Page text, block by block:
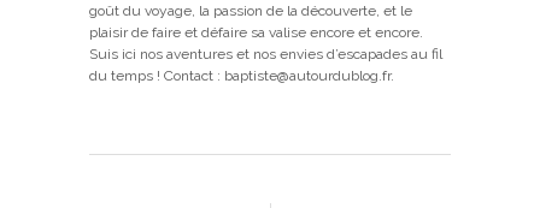
goût du voyage, la passion de la découverte, et le
plaisir de faire et défaire sa valise encore et encore.
Suis ici nos aventures et nos envies d’escapades au fil
du temps ! Contact : baptiste@autourdublog.fr.